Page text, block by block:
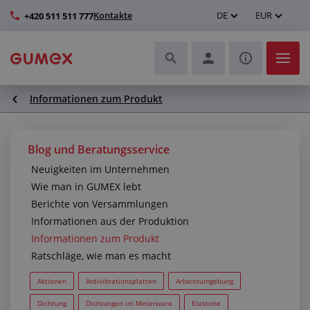
+420 511 511 777Kontakte DE EUR
Schläuche und deren Komplettierung
Technische Kunststoffe
Transportbänder und Montage
Weitere Gummi- und Kunststoffprodukte
Informationen zum Produkt
Blog und Beratungsservice
Neuigkeiten im Unternehmen
Wie man in GUMEX lebt
Berichte von Versammlungen
Informationen aus der Produktion
Informationen zum Produkt
Ratschläge, wie man es macht
Aktionen Antivibrationsplatten Arbeitsumgebung
Dichtung Dichtungen im Meterware Elastone